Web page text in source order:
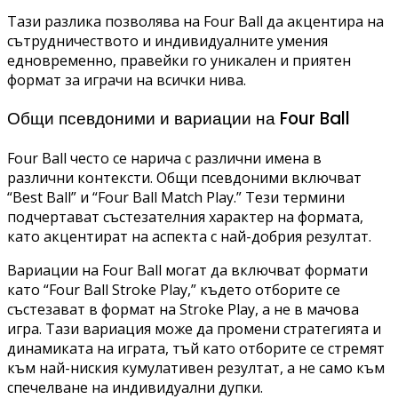
Тази разлика позволява на Four Ball да акцентира на
сътрудничеството и индивидуалните умения
едновременно, правейки го уникален и приятен
формат за играчи на всички нива.
Общи псевдоними и вариации на Four Ball
Four Ball често се нарича с различни имена в
различни контексти. Общи псевдоними включват
“Best Ball” и “Four Ball Match Play.” Тези термини
подчертават състезателния характер на формата,
като акцентират на аспекта с най-добрия резултат.
Вариации на Four Ball могат да включват формати
като “Four Ball Stroke Play,” където отборите се
състезават в формат на Stroke Play, а не в мачова
игра. Тази вариация може да промени стратегията и
динамиката на играта, тъй като отборите се стремят
към най-ниския кумулативен резултат, а не само към
спечелване на индивидуални дупки.